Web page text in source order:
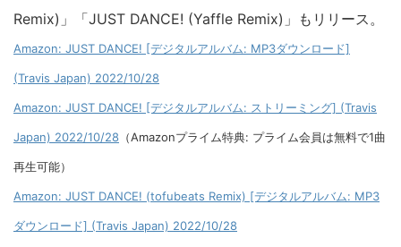
Remix)」「JUST DANCE! (Yaffle Remix)」もリリース。
Amazon: JUST DANCE! [デジタルアルバム: MP3ダウンロード]
(Travis Japan) 2022/10/28
Amazon: JUST DANCE! [デジタルアルバム: ストリーミング] (Travis
Japan) 2022/10/28 （Amazonプライム特典: プライム会員は無料で1曲
再生可能）
Amazon: JUST DANCE! (tofubeats Remix) [デジタルアルバム: MP3
ダウンロード] (Travis Japan) 2022/10/28